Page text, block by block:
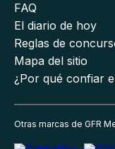
FAQ
El diario de hoy
Reglas de
Mapa del sitio
¿Por qué confiar
Otras marcas de GFR